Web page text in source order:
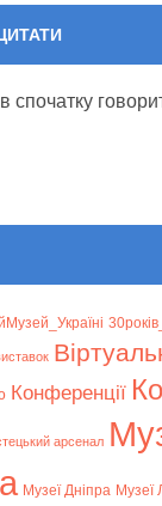
Конференції
арсенал
Музеї Дніпра Музеї